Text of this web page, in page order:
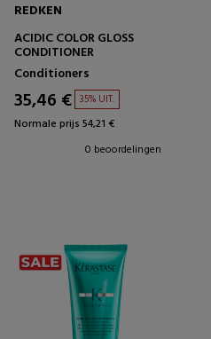
REDKEN
ACIDIC COLOR GLOSS
CONDITIONER
Conditioners
35,46 € 35% UIT.
Normale prijs 54,21 €
0 beoordelingen